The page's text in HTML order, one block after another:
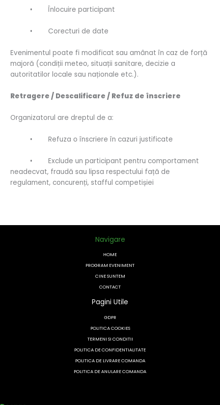
• Înlocuire participant
• Corecturi de date
Evenimentul poate fi modificat sau amânat în caz de forță
majoră (condiții meteo, situații sanitare, decizie a
autoritatilor locale sau naționale etc.).
Retragere / Descalificare / Refuz de înscriere
Organizatorul are dreptul de a:
• Refuza o înscriere în cazuri justificate
• Exclude un participant pentru comportament
neadecvat, fraudă sau lipsa respectului față de
regulament, concurenți, stafful competișiei
Navigare
HOME
PROGRAM EVENIMENT
CINE SUNTEM
CONTACT
Pagini Utile
GDPR
POLITICA COOKIES
TERMENI SI CONDITII
POLITICA DE CONFIDENTIALITATE
POLITICA DE LIVRARE COMANDA
POLITICA DE ANULARE COMANDA